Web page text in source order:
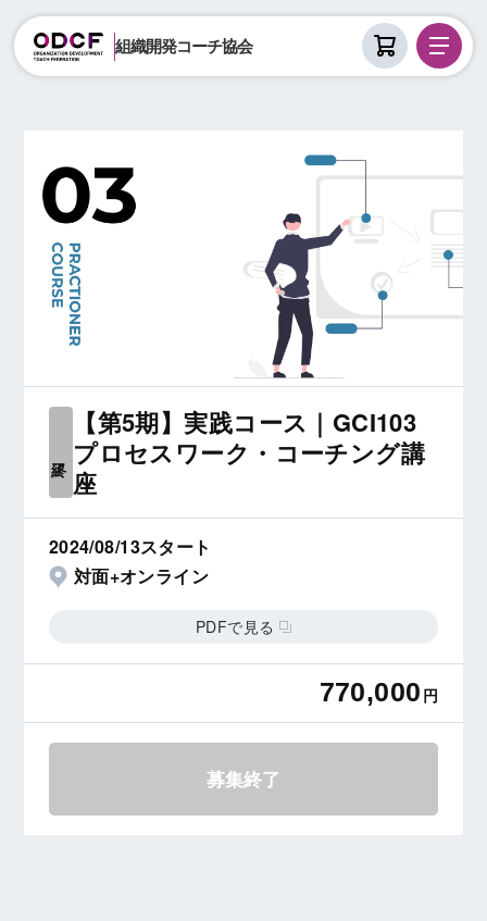
組織開発コーチ協会
【第5期】実践コース｜GCI103
プロセスワーク・コーチング講
座
2024/08/13スタート
対面+オンライン
PDFで見る
770,000 円
募集終了